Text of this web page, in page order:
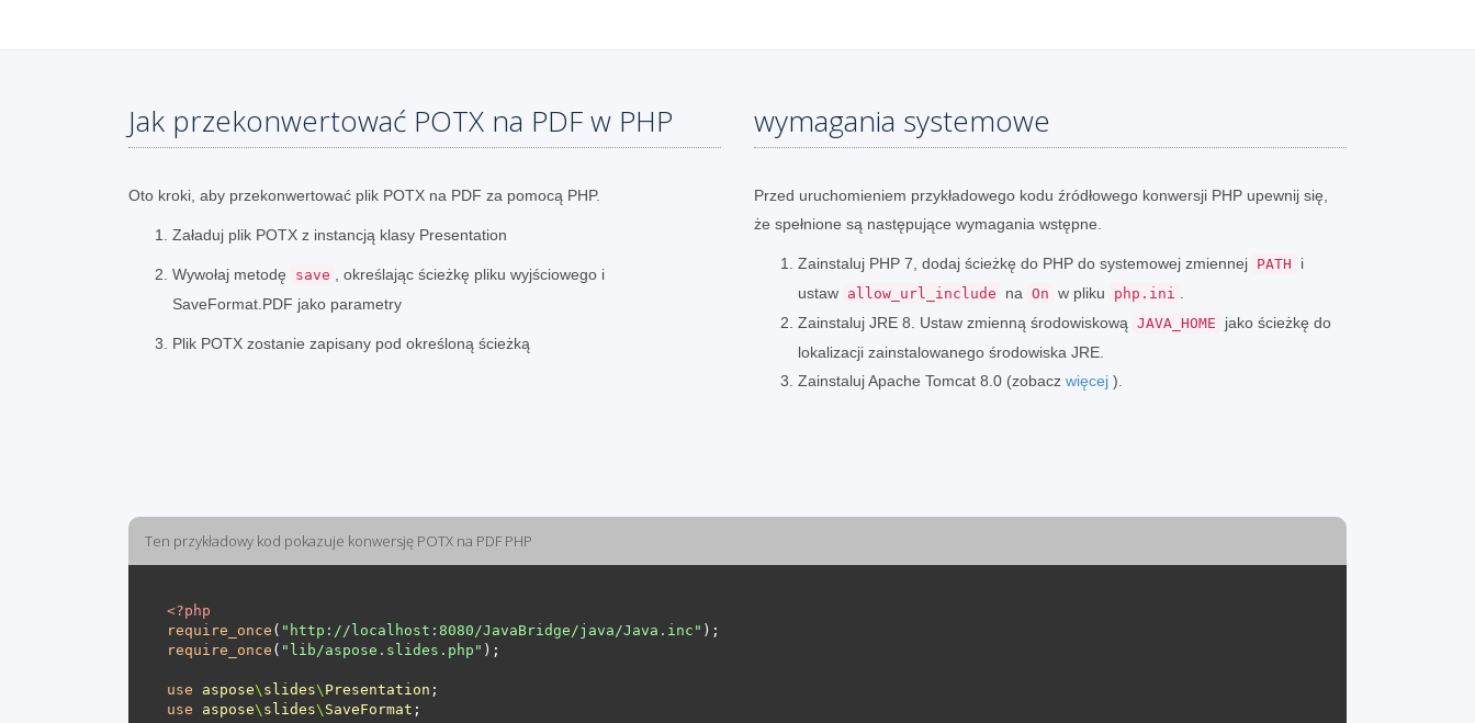
Jak przekonwertować POTX na PDF w PHP
Oto kroki, aby przekonwertować plik POTX na PDF za pomocą PHP.
Załaduj plik POTX z instancją klasy Presentation
Wywołaj metodę save
, określając ścieżkę pliku wyjściowego i
SaveFormat.PDF jako parametry
Plik POTX zostanie zapisany pod określoną ścieżką
wymagania systemowe
Przed uruchomieniem przykładowego kodu źródłowego konwersji PHP upewnij się,
że spełnione są następujące wymagania wstępne.
Zainstaluj PHP 7, dodaj ścieżkę do PHP do systemowej zmiennej PATH
i
ustaw allow_url_include na On w pliku php.ini
Zainstaluj JRE 8. Ustaw zmienną środowiskową JAVA_HOME
jako ścieżkę do
lokalizacji zainstalowanego środowiska JRE.
Zainstaluj Apache Tomcat 8.0 (zobacz więcej ).
Ten przykładowy kod pokazuje konwersję POTX na PDF PHP
<?php
require_once ( "http://localhost:8080/JavaBridge/java/Java.inc"
require_once ( "lib/aspose.slides.php"
use aspose\ slides\ Presentation
use
aspose\ slides\ SaveFormat